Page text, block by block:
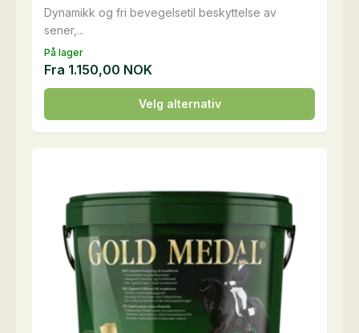
På lager
Dynamikk og fri bevegelsetil beskyttelse av
sener,...
Fra 1.150,00 NOK
Velg alternativ
Dette
produktet
har
Alternativene
velges
produktsiden